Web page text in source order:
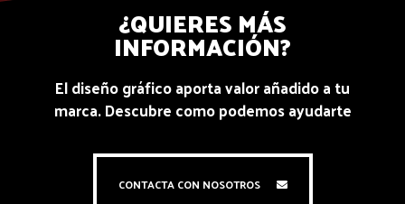
¿QUIERES MÁS
INFORMACIÓN?
El diseño gráfico aporta valor añadido a tu
marca. Descubre como podemos ayudarte
CONTACTA CON NOSOTROS